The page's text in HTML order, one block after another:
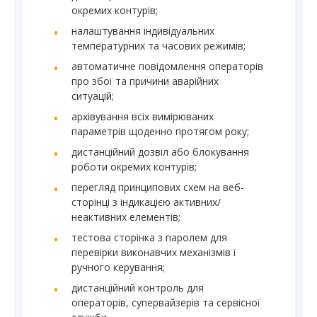
окремих контурів;
налаштування індивідуальних
температурних та часових режимів;
автоматичне повідомлення операторів
про збої та причини аварійних
ситуацій;
архівування всіх вимірюваних
параметрів щоденно протягом року;
дистанційний дозвіл або блокування
роботи окремих контурів;
перегляд принципових схем на веб-
сторінці з індикацією активних/
неактивних елементів;
тестова сторінка з паролем для
перевірки виконавчих механізмів і
ручного керування;
дистанційний контроль для
операторів, супервайзерів та сервісної